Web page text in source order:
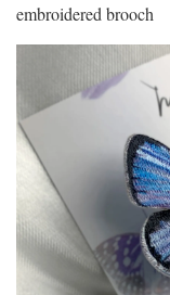
embroidered brooch